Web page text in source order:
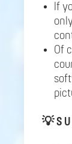
If
Of
💡 S